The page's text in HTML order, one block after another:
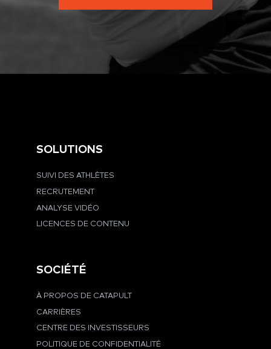
SOLUTIONS
SUIVI DES ATHLÈTES
RECRUTEMENT
ANALYSE VIDÉO
LICENCES DE CONTENU
SOCIÉTÉ
À PROPOS DE CATAPULT
CARRIÈRES
CENTRE DES INVESTISSEURS
POLITIQUE DE CONFIDENTIALITÉ